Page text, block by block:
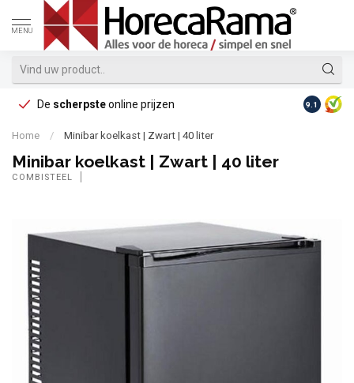
MENU
De scherpsteonline prijzen Op
9.1
Home / Minibar koelkast | Zwart | 40 liter
Minibar koelkast | Zwart | 40 liter
COMBISTEEL